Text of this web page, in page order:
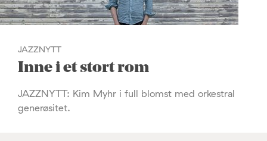
JAZZNYTT
Inne i et stort rom
JAZZNYTT: Kim Myhr i full blomst med orkestral
generøsitet.